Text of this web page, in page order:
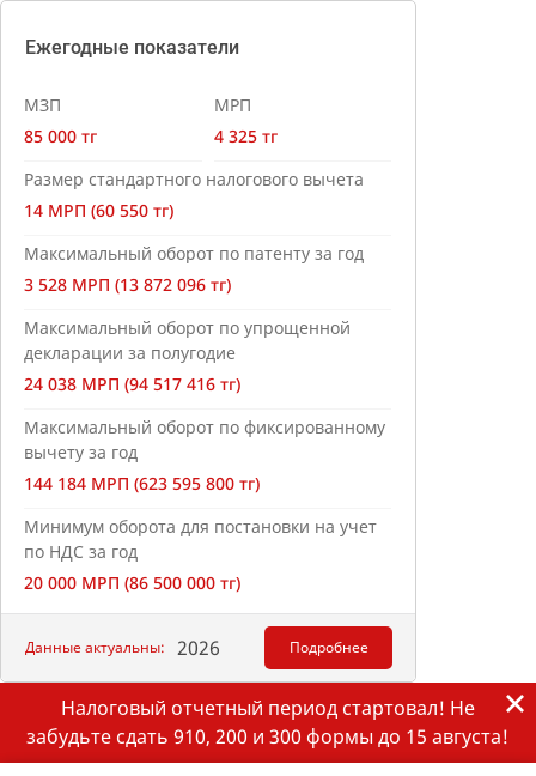
Ежегодные показатели
МЗП
85 000 тг
МРП
4 325 тг
Размер стандартного налогового вычета
14 МРП (60 550 тг)
Максимальный оборот по патенту за год
3 528 МРП (13 872 096 тг)
Максимальный оборот по упрощенной
декларации за полугодие
24 038 МРП (94 517 416 тг)
Максимальный оборот по фиксированному
вычету за год
144 184 МРП (623 595 800 тг)
Минимум оборота для постановки на учет
по НДС за год
20 000 МРП (86 500 000 тг)
Данные актуальны: 2026 Подробнее
Налоговый отчетный период стартовал! Не
забудьте сдать 910, 200 и 300 формы до 15 августа!